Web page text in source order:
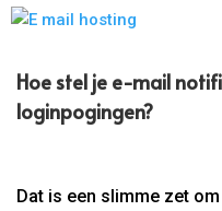
Hoe stel je e-mail
loginpogingen?
Dat is een slimme zet